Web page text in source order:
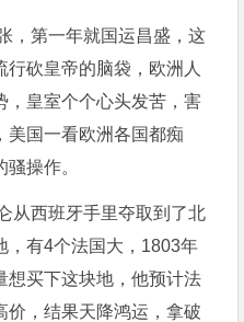
，第一年就国运昌盛，这
砍皇帝的脑袋，欧洲人
，皇室个个心头发苦，害
美国一看欧洲各国都痴
操作。
从西班牙手里夺取到了北
，有4个法国大，1803年
想买下这块地，他预计法
价，结果天降鸿运，拿破